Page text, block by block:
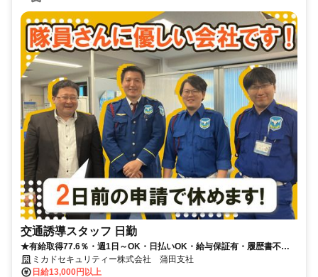
交通誘導スタッフ 日勤
★有給取得77.6％・週1日～OK・日払いOK・給与保証有・履歴書不要
★ ミカドセキュリティー株式会社 蒲田支社
日給13,000円以上